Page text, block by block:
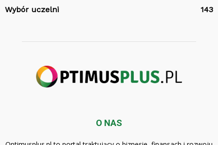
Wybór uczelni
143
O NAS